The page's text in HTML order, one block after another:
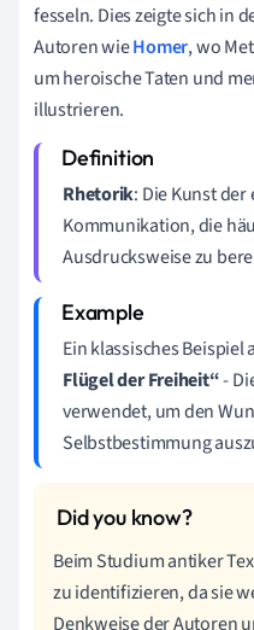
fesseln. Dies zeigte sich in
Autoren wieHomer, wo
um heroische Taten und
illustrieren.
Rhetorik: Die Kunst
Kommunikation, die
Ausdrucksweise zu
Ein klassisches
Flügel der Freiheit“-
verwendet, um den
Selbstbestimmung
Beim Studium antiker
zu identifizieren, da sie
Denkweise der Autoren